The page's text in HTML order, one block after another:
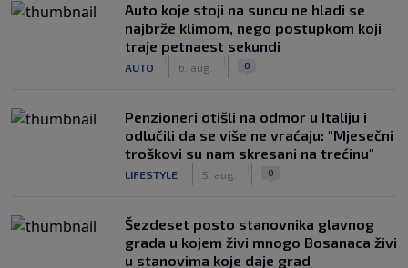
Auto koje stoji na suncu ne hladi se
najbrže klimom, nego postupkom koji
traje petnaest sekundi
AUTO 6. aug. 0
Penzioneri otišli na odmor u Italiju i
odlučili da se više ne vraćaju: "Mjesečni
troškovi su nam skresani na trećinu"
LIFESTYLE 5. aug. 0
Šezdeset posto stanovnika glavnog
grada u kojem živi mnogo Bosanaca živi
u stanovima koje daje grad